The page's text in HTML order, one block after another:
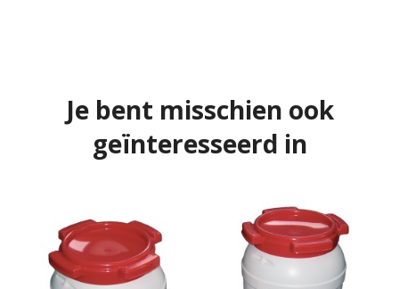
Je bent misschien ook
geïnteresseerd in